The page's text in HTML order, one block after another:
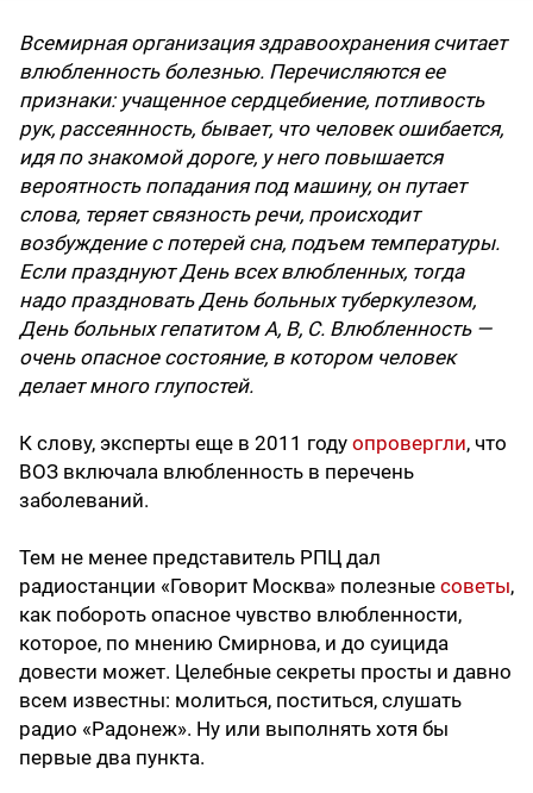
Всемирная организация здравоохранения считает
влюбленность болезнью. Перечисляются ее
признаки: учащенное сердцебиение, потливость
рук, рассеянность, бывает, что человек ошибается,
идя по знакомой дороге, у него повышается
вероятность попадания под машину, он путает
слова, теряет связность речи, происходит
возбуждение с потерей сна, подъем температуры.
Если празднуют День всех влюбленных, тогда
надо праздновать День больных туберкулезом,
День больных гепатитом A, B, C. Влюбленность —
очень опасное состояние, в котором человек
делает много глупостей.
К слову, эксперты еще в 2011 году опровергли, что
ВОЗ включала влюбленность в перечень
заболеваний.
Тем не менее представитель РПЦ дал
радиостанции «Говорит Москва» полезные советы,
как побороть опасное чувство влюбленности,
которое, по мнению Смирнова, и до суицида
довести может. Целебные секреты просты и давно
всем известны: молиться, поститься, слушать
радио «Радонеж». Ну или выполнять хотя бы
первые два пункта.